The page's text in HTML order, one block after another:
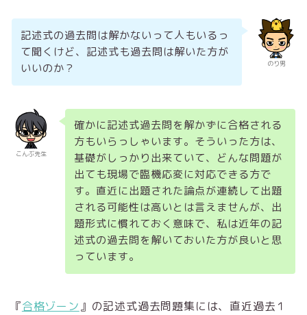
のり男
記述式の過去問は解かないって人もいるっ
て聞くけど、記述式も過去問は解いた方が
いいのか？
こんぶ先生
確かに記述式過去問を解かずに合格される
方もいらっしゃいます。そういった方は、
基礎がしっかり出来ていて、どんな問題が
出ても現場で臨機応変に対応できる方で
す。直近に出題された論点が連続して出題
される可能性は高いとは言えませんが、出
題形式に慣れておく意味で、私は近年の記
述式の過去問を解いておいた方が良いと思
っています。
『合格ゾーン』の記述式過去問題集には、直近過去１